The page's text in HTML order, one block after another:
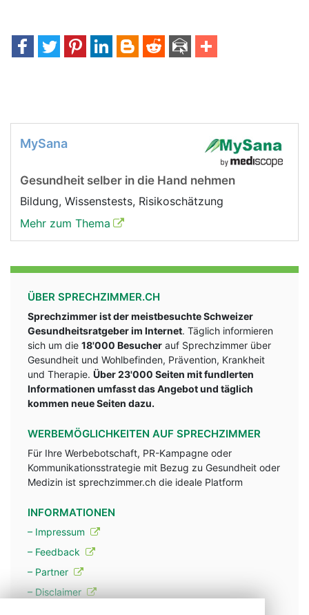
MySana
Gesundheit selber in die Hand nehmen
Bildung, Wissenstests, Risikoschätzung
Mehr zum Thema
ÜBER SPRECHZIMMER.CH
Sprechzimmer ist der meistbesuchte Schweizer
Gesundheitsratgeber im Internet. Täglich informieren
sich um die 18'000 Besucher auf Sprechzimmer über
Gesundheit und Wohlbefinden, Prävention, Krankheit
und Therapie. Über 23'000 Seiten mit fundlerten
Informationen umfasst das Angebot und täglich
kommen neue Seiten dazu.
WERBEMÖGLICHKEITEN AUF SPRECHZIMMER
Für Ihre Werbebotschaft, PR-Kampagne oder
Kommunikationsstrategie mit Bezug zu Gesundheit oder
Medizin ist sprechzimmer.ch die ideale Platform
INFORMATIONEN
– Impressum
– Feedback
– Partner
– Disclaimer